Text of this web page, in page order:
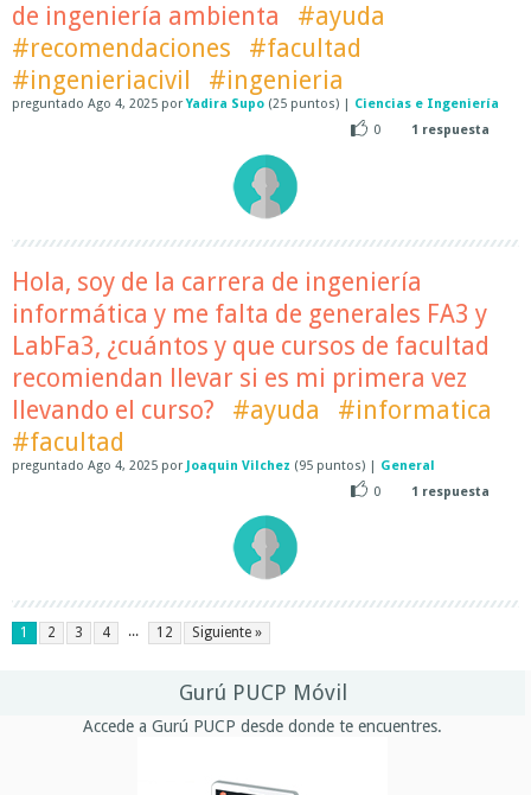
de ingeniería ambienta
#ayuda
#recomendaciones
#facultad
#ingenieriacivil
#ingenieria
preguntado Ago 4, 2025 porYadira Supo (25 puntos) | Ciencias e Ingeniería
0
1 respuesta
Hola, soy de la carrera de ingeniería
informática y me falta de generales FA3 y
LabFa3, ¿cuántos y que cursos de facultad
recomiendan llevar si es mi primera vez
llevando el curso?
#ayuda
#informatica
#facultad
preguntado Ago 4, 2025 por Joaquin Vilchez (95 puntos) | General
0
1 respuesta
1 2 3 4 ... 12 Siguiente »
Gurú PUCP Móvil
Accede a Gurú PUCP desde donde te encuentres.